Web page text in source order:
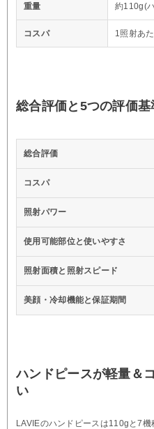
重量 約110g(
コスパ 1照射あ
総合評価と5つの評価基
総合評価
コスパ
照射パワー
使用可能部位と使いやすさ
照射面積と照射スピード
美顔・冷却機能と保証期間
ハンドピースが軽量＆
い
LAVIEのハンドピースは110gと7